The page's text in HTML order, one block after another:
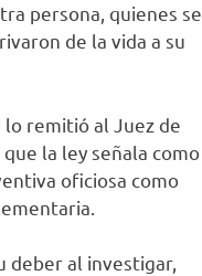
persona, quienes se
de la vida a su
remitió al Juez de
la ley señala como
oficiosa como
deber al investigar,